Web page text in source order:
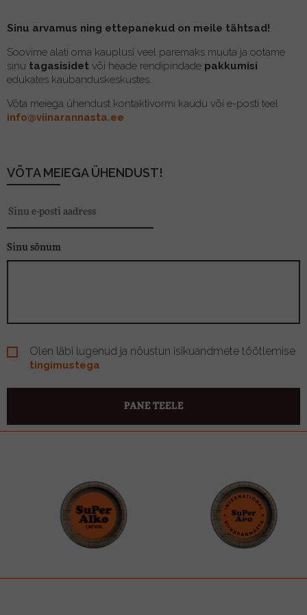
Sinu arvamus ning ettepanekud on meile tähtsad!
Soovime alati oma kauplusi veel paremaks muuta ja ootame
sinu tagasisidet või heade rendipindade pakkumisi
edukates kaubanduskeskustes.
Võta meiega ühendust kontaktivormi kaudu või e-posti teel
info@viinarannasta.ee
VÕTA MEIEGA ÜHENDUST!
Sinu sõnum
Olen läbi lugenud ja nõustun isikuandmete töötlemise
tingimustega